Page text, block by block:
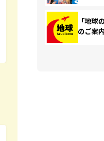
「地球
のご案内